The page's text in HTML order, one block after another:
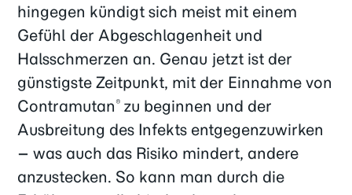
hingegen kündigt sich meist mit einem
Gefühl der Abgeschlagenheit und
Halsschmerzen an. Genau jetzt ist der
günstigste Zeitpunkt, mit der Einnahme von
Contramutan ® zu beginnen und der
Ausbreitung des Infekts entgegenzuwirken
– was auch das Risiko mindert, andere
anzustecken. So kann man durch die